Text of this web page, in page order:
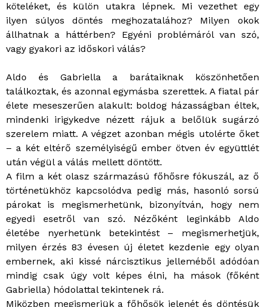
köteléket, és külön utakra lépnek. Mi vezethet egy
ilyen súlyos döntés meghozatalához? Milyen okok
állhatnak a háttérben? Egyéni problémáról van szó,
vagy gyakori az időskori válás?
Aldo és Gabriella a barátaiknak köszönhetően
találkoztak, és azonnal egymásba szerettek. A fiatal pár
élete meseszerűen alakult: boldog házasságban éltek,
mindenki irigykedve nézett rájuk a belőlük sugárzó
szerelem miatt. A végzet azonban mégis utolérte őket
– a két eltérő személyiségű ember ötven év együttlét
után végül a válás mellett döntött.
A film a két olasz származású főhősre fókuszál, az ő
történetükhöz kapcsolódva pedig más, hasonló sorsú
párokat is megismerhetünk, bizonyítván, hogy nem
egyedi esetről van szó. Nézőként leginkább Aldo
életébe nyerhetünk betekintést – megismerhetjük,
milyen érzés 83 évesen új életet kezdenie egy olyan
embernek, aki kissé nárcisztikus jelleméből adódóan
mindig csak úgy volt képes élni, ha mások (főként
Gabriella) hódolattal tekintenek rá.
Miközben megismerjük a főhősök jelenét és döntésük